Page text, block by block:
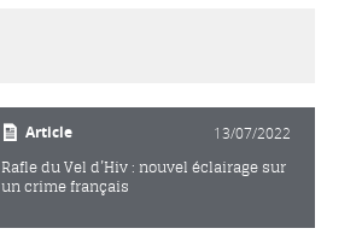
Article 13/07/2022
Rafle du Vel d’Hiv : nouvel éclairage sur
un crime français